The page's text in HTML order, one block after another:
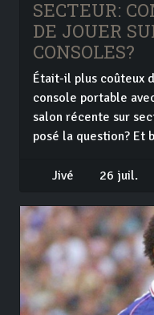
SECTEUR:
DE JOUER
CONSOLES?
Était-il plus coûteux
console portable
salon récente sur
posé la question? Et
Jivé 26 juil.